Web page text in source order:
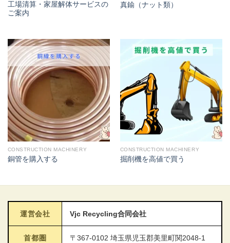
工場清算・家屋解体サービスの
ご案内
真鍮（ナット類）
CONSTRUCTION MACHINERY
銅管を購入する
CONSTRUCTION MACHINERY
掘削機を高値で買う
運営会社 Vjc Recycling合同会社
首都圏 〒367-0102 埼玉県児玉郡美里町関2048-1